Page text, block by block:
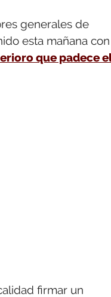
generales de
esta mañana
que padece
firmar un